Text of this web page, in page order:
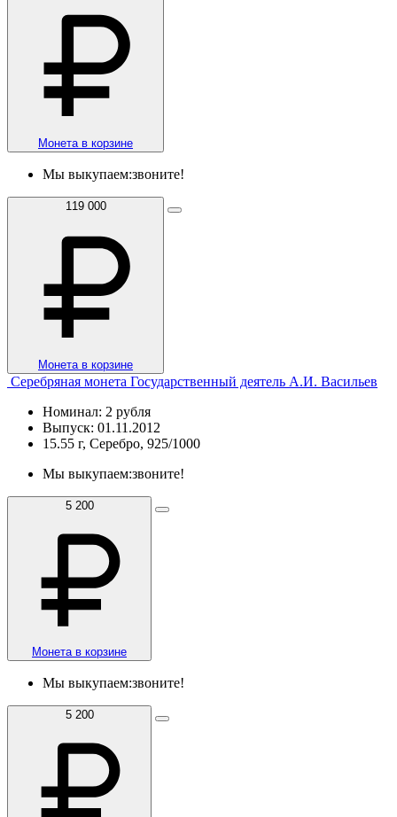
Монета в корзине
Мы выкупаем:звоните!
119 000
Монета в корзине
Серебряная монета Государственный деятель А.И. Васильев
Номинал: 2 рубля
Выпуск: 01.11.2012
15.55 г, Серебро, 925/1000
Мы выкупаем:звоните!
5 200
Монета в корзине
Мы выкупаем:звоните!
5 200